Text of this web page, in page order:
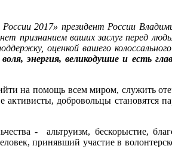
России 2017» президент России
признанием ваших заслуг перед
оценкой вашего колоссального
энергия, великодушие и есть
на помощь всем миром, служить
активисты, добровольцы становятся
- альтруизм, бескорыстие,
принявший участие в